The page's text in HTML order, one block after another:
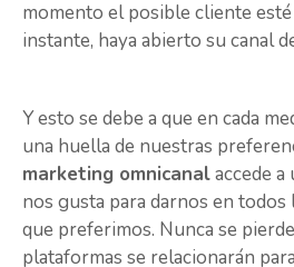
momento el posible cliente
instante, haya abierto su canal
Y esto se debe a que en cada
una huella de nuestras
marketing omnicanalaccede
nos gusta para darnos en
que preferimos. Nunca se
plataformas se relacionarán